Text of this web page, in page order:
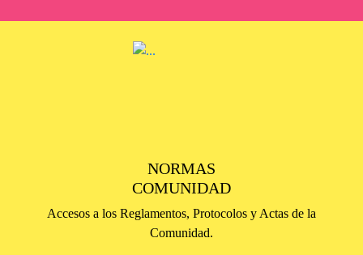
NORMAS
COMUNIDAD
Accesos a los Reglamentos, Protocolos y Actas de la
Comunidad.